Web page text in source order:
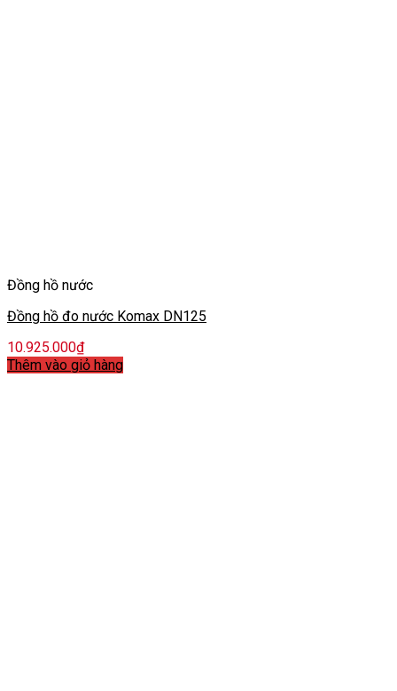
Đồng hồ nước
Đồng hồ đo nước Komax DN125
10.925.000₫
Thêm vào giỏ hàng